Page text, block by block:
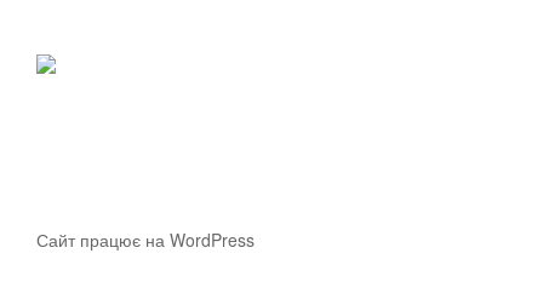
Сайт працює на WordPress